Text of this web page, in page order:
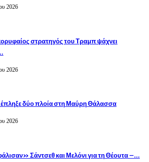
2026
στρατηγός του Τραμπ ψάχνει
2026
δύο πλοία στη Μαύρη Θάλασσα
2026
Σάντσεθ και Μελόνι για τη Θέουτα –…